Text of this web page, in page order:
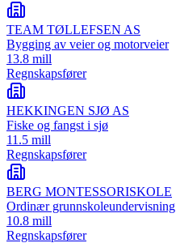
TEAM TØLLEFSEN AS
Bygging av veier og motorveier
13.8 mill
Regnskapsfører
HEKKINGEN SJØ AS
Fiske og fangst i sjø
11.5 mill
Regnskapsfører
BERG MONTESSORISKOLE
Ordinær grunnskoleundervisning
10.8 mill
Regnskapsfører